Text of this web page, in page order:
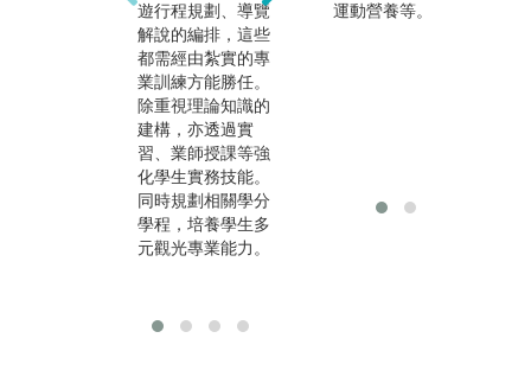
遊行程規劃、導覽
解說的編排，這些
都需經由紮實的專
業訓練方能勝任。
除重視理論知識的
建構，亦透過實
習、業師授課等強
化學生實務技能。
同時規劃相關學分
學程，培養學生多
元觀光專業能力。
類不僅提供觀光相
學、媒體應用與會
運動營養等。